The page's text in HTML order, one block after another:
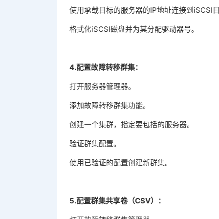
使用承载目标的服务器的IP地址连接到iSCSI
格式化iSCSI磁盘并为其分配驱动器号。
4.配置故障转移群集：
打开服务器管理器。
添加故障转移群集功能。
创建一个集群，指定要包括的服务器。
验证群集配置。
使用已验证的配置创建新群集。
5.配置群集共享卷（CSV）：